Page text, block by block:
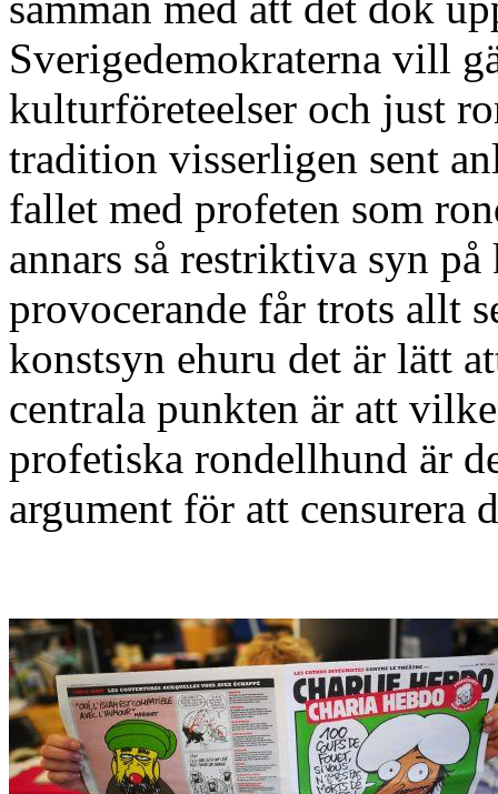
Sverigedemokraterna vill
kulturföreteelser och just
tradition visserligen sent
fallet med profeten som
annars så restriktiva syn
provocerande får trots allt
konstsyn ehuru det är lätt
centrala punkten är att
profetiska rondellhund är
argument för att censurera